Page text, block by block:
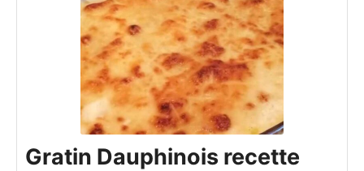
Gratin Dauphinois recette